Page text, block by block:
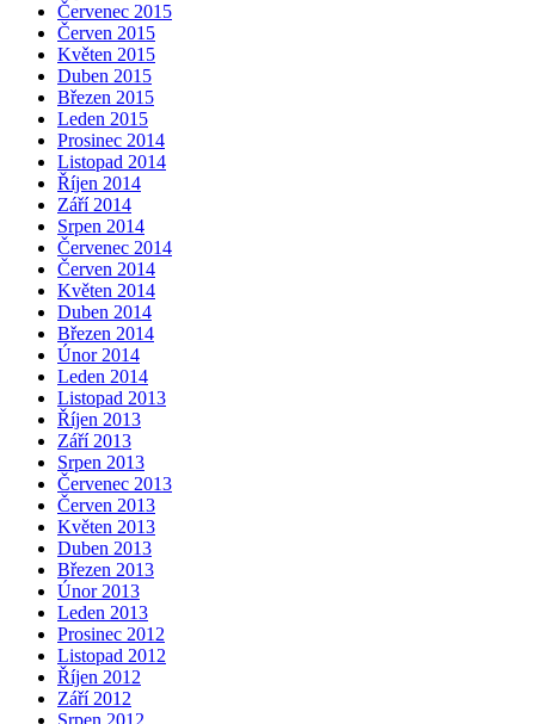
Červenec 2015
Červen 2015
Květen 2015
Duben 2015
Březen 2015
Leden 2015
Prosinec 2014
Listopad 2014
Říjen 2014
Září 2014
Srpen 2014
Červenec 2014
Červen 2014
Květen 2014
Duben 2014
Březen 2014
Únor 2014
Leden 2014
Listopad 2013
Říjen 2013
Září 2013
Srpen 2013
Červenec 2013
Červen 2013
Květen 2013
Duben 2013
Březen 2013
Únor 2013
Leden 2013
Prosinec 2012
Listopad 2012
Říjen 2012
Září 2012